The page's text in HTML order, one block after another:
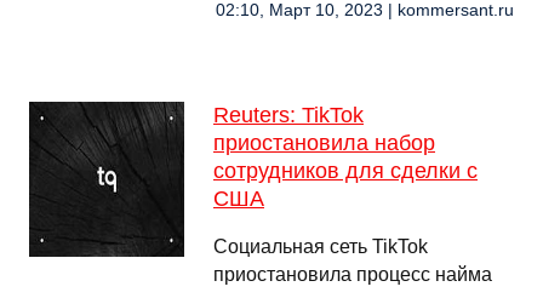
02:10, Март 10, 2023 | kommersant.ru
Reuters: TikTok
приостановила набор
сотрудников для сделки с
США
Социальная сеть TikTok
приостановила процесс найма